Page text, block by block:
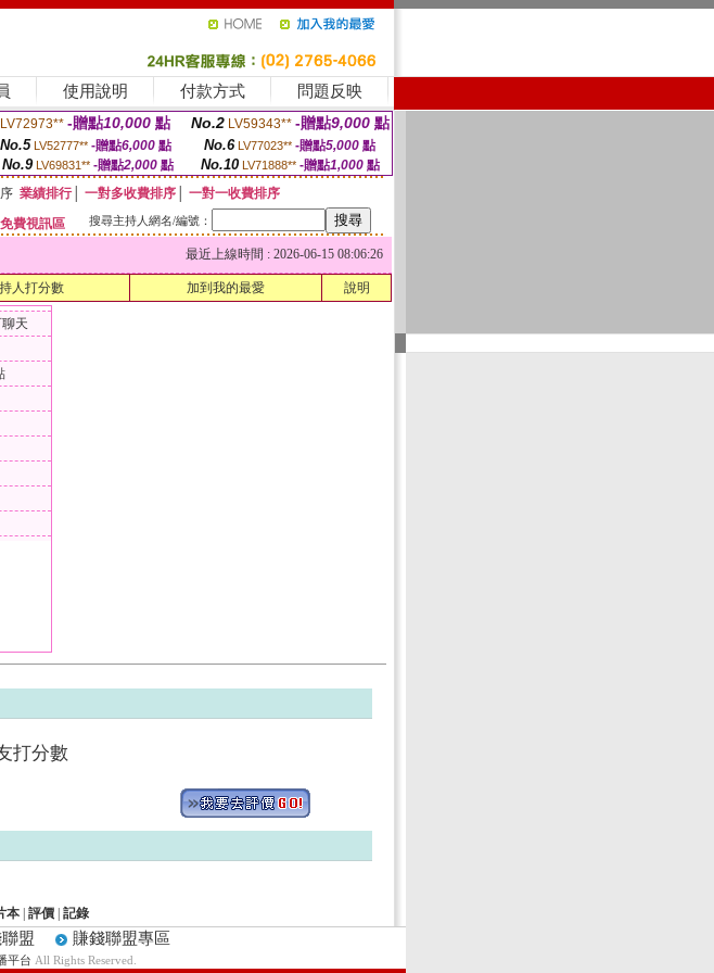
使用說明 付款方式 問題反映
LV72973** -贈點10,000 點 No.2 LV59343** -贈點9,000 點
No.5 LV52777** -贈點6,000點 No.6 LV77023** -贈點5,000點
No.9 LV69831** -贈點2,000點 No.10 LV71888** -贈點1,000 點
業績排行│ 一對多收費排序
一對一收費排序
免費視訊區 搜尋主持人網名/編號：
最近上線時間 : 2026-06-15 08:06:26
人打分數 加到我的最愛 說明
天
打分數
本 評價 記錄
盟 賺錢聯盟專區
平台 All Rights Reserved.